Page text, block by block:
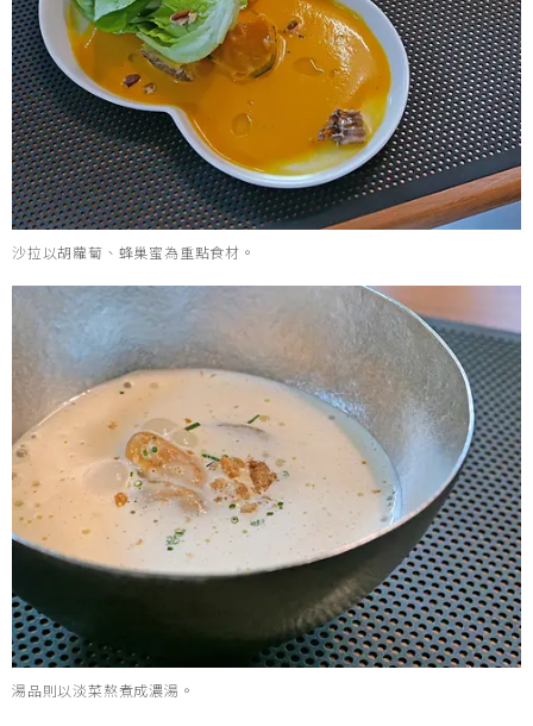
沙拉以胡蘿蔔、蜂巢蜜為重點食材。
湯品則以淡菜熬煮成濃湯。